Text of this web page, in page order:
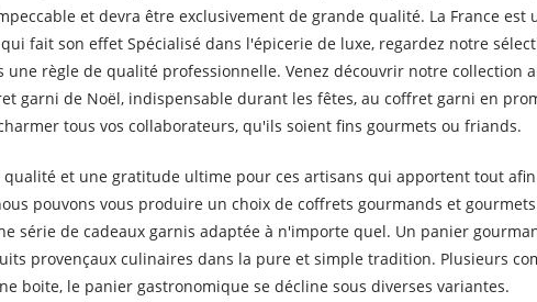
et devra être exclusivement de grande qualité. La France
fait son effet Spécialisé dans l'épicerie de luxe, regardez notre
une règle de qualité professionnelle. Venez découvrir notre collection
garni de Noël, indispensable durant les fêtes, au coffret garni en
tous vos collaborateurs, qu'ils soient fins gourmets ou friands.
qualité et une gratitude ultime pour ces artisans qui apportent tout
pouvons vous produire un choix de coffrets gourmands et
série de cadeaux garnis adaptée à n'importe quel. Un panier
provençaux culinaires dans la pure et simple tradition. Plusieurs
boite, le panier gastronomique se décline sous diverses variantes.